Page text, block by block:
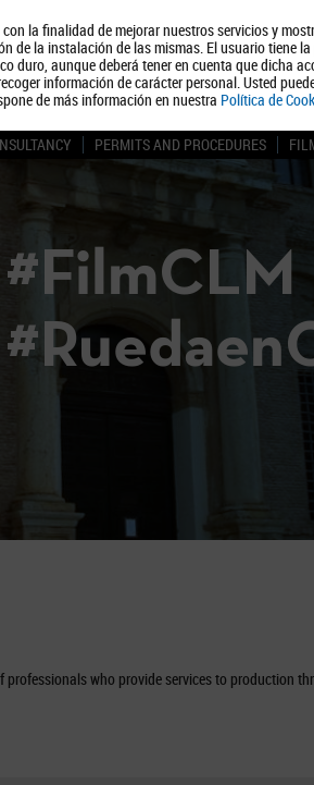
la finalidad de mejorar nuestros servicios y
de la instalación de las mismas. El usuario tiene
duro, aunque deberá tener en cuenta que dicha
información de carácter personal. Usted
de más información en nuestra Política de
About us Tourism
PERMITS AND PROCEDURES
#FilmCLM
who provide services to production